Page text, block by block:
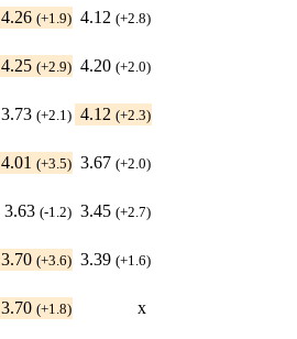
4.26 (+1.9) 4.12 (+2.8)
4.25 (+2.9) 4.20 (+2.0)
3.73 (+2.1) 4.12 (+2.3)
4.01 (+3.5) 3.67 (+2.0)
3.63 (-1.2) 3.45 (+2.7)
3.70 (+3.6) 3.39 (+1.6)
3.70 (+1.8) x